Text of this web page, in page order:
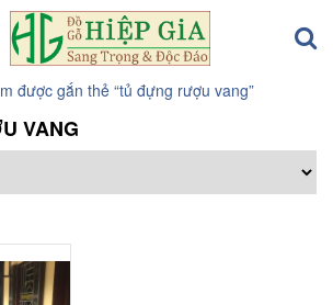
được gắn thẻ “tủ đựng rượu vang”
VANG